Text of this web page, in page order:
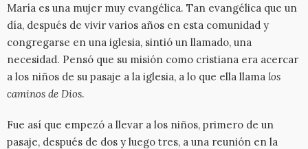
María es una mujer muy evangélica. Tan evangélica que un
día, después de vivir varios años en esta comunidad y
congregarse en una iglesia, sintió un llamado, una
necesidad. Pensó que su misión como cristiana era acercar
a los niños de su pasaje a la iglesia, a lo que ella llama los
caminos de Dios.
Fue así que empezó a llevar a los niños, primero de un
pasaje, después de dos y luego tres, a una reunión en la